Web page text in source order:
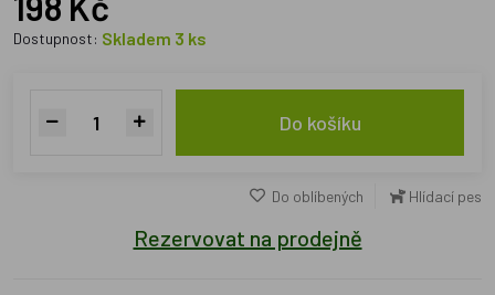
Dostupnost: Skladem 3 ks
Do košíku
Do oblíbených Hlídací pes
Rezervovat na prodejně